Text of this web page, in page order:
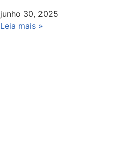
junho 30, 2025
Leia mais »